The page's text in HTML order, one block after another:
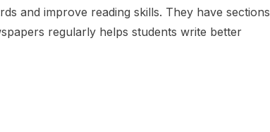
and improve reading skills. They have sections
regularly helps students write better